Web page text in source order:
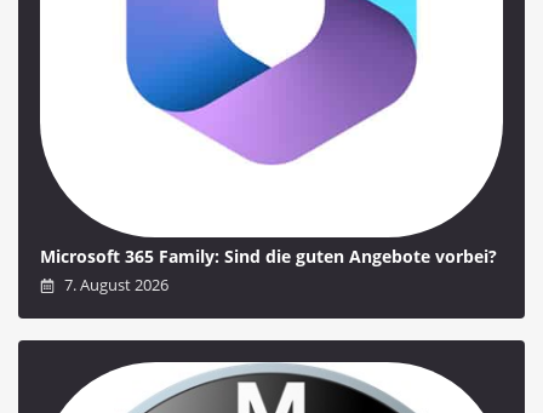
Microsoft 365 Family: Sind die guten Angebote vorbei?
7. August 2026